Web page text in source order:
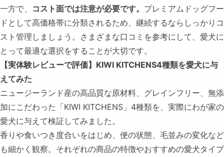
一方で、 コスト面では注意が必要です。 プレミアムドッグフー
ドとして高価格帯に分類されるため、継続するならしっかりコ
スト管理しましょう。さまざまな口コミを参考にして、愛犬に
とって最適な選択をすることが大切です。
【実体験レビューで評価】KIWI KITCHENS4種類を愛犬に与
えてみた
ニュージーランド産の高品質な原材料、グレインフリー、無添
加にこだわった「KIWI KITCHENS」4種類を、実際にわが家の
愛犬に与えて検証してみました。
香りや食いつき度合いをはじめ、便の状態、毛並みの変化など
も細かく観察。それぞれの商品の特徴やおすすめの愛犬タイプ